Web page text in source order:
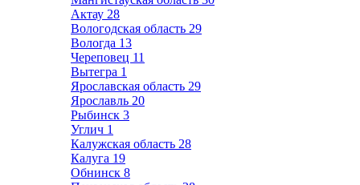
Актау 28
Вологодская область 29
Вологда 13
Череповец 11
Вытегра 1
Ярославская область 29
Ярославль 20
Рыбинск 3
Углич 1
Калужская область 28
Калуга 19
Обнинск 8